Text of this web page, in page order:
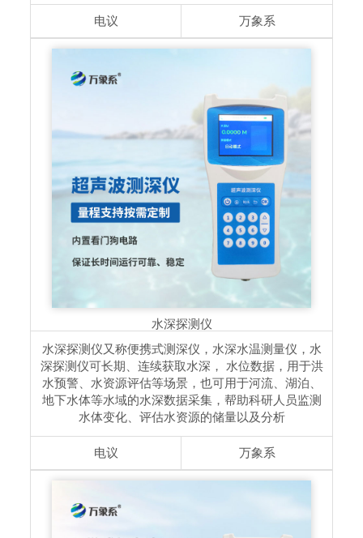
电议 万象系
水深探测仪
水深探测仪又称便携式测深仪，水深水温测量仪，水
深探测仪可长期、连续获取水深， 水位数据，用于洪
水预警、水资源评估等场景，也可用于河流、湖泊、
地下水体等水域的水深数据采集，帮助科研人员监测
水体变化、评估水资源的储量以及分析
电议 万象系